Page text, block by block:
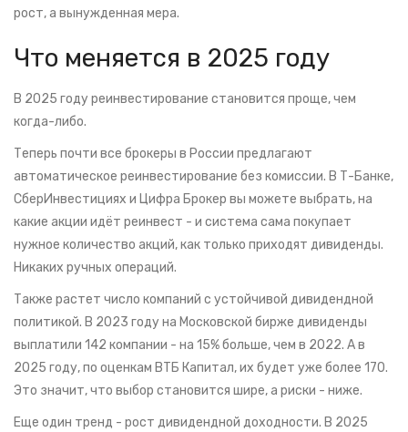
рост, а вынужденная мера.
Что меняется в 2025 году
В 2025 году реинвестирование становится проще, чем
когда-либо.
Теперь почти все брокеры в России предлагают
автоматическое реинвестирование без комиссии. В Т-Банке,
СберИнвестициях и Цифра Брокер вы можете выбрать, на
какие акции идёт реинвест - и система сама покупает
нужное количество акций, как только приходят дивиденды.
Никаких ручных операций.
Также растет число компаний с устойчивой дивидендной
политикой. В 2023 году на Московской бирже дивиденды
выплатили 142 компании - на 15% больше, чем в 2022. А в
2025 году, по оценкам ВТБ Капитал, их будет уже более 170.
Это значит, что выбор становится шире, а риски - ниже.
Еще один тренд - рост дивидендной доходности. В 2025